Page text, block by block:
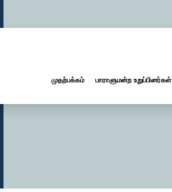
முதற்பக்கம் பாராளுமன்ற உறுப்பினர்கள்